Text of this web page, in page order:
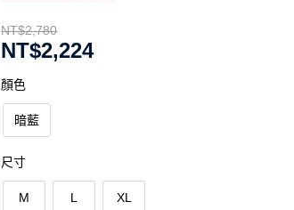
NT$2,780
NT$2,224
顏色
暗藍
尺寸
M L XL